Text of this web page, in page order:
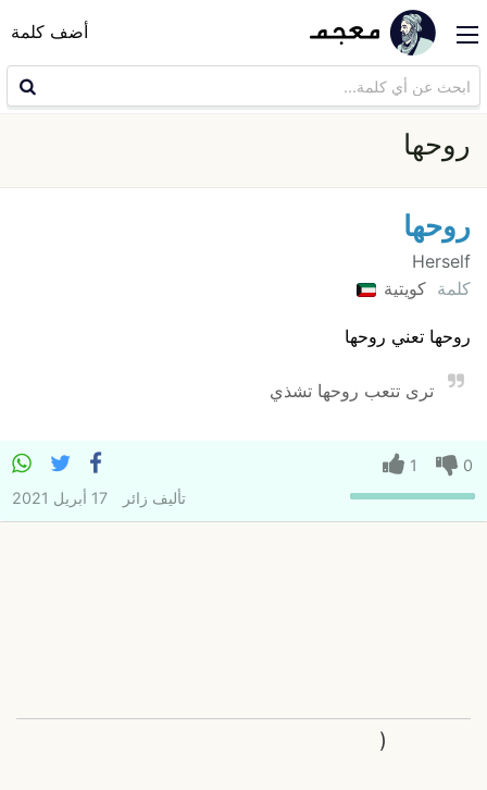
أضف كلمة
روحها
روحها
Herself
كلمة كويتية
روحها تعني روحها
ترى تتعب روحها تشذي
0
1
تأليف زائر 17 أبريل 2021
(